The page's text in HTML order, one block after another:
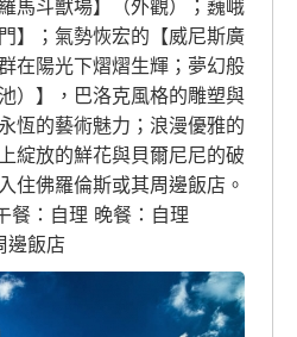
馬斗獸場】（外觀）；巍峨
】；氣勢恢宏的【威尼斯廣
在陽光下熠熠生輝；夢幻般
）】，巴洛克風格的雕塑與
恆的藝術魅力；浪漫優雅的
綻放的鮮花與貝爾尼尼的破
住佛羅倫斯或其周邊飯店。
餐：自理 晚餐：自理
邊飯店